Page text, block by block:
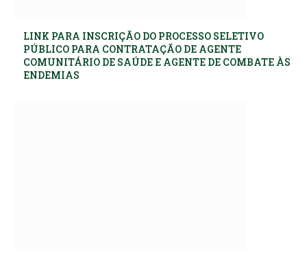
LINK PARA INSCRIÇÃO DO PROCESSO SELETIVO
PÚBLICO PARA CONTRATAÇÃO DE AGENTE
COMUNITÁRIO DE SAÚDE E AGENTE DE COMBATE ÀS
ENDEMIAS